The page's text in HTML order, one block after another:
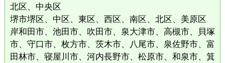
北区、中央区
堺市堺区、中区、東区、西区、南区、北区、美原区
岸和田市、池田市、吹田市、泉大津市、高槻市、貝塚
市、守口市、枚方市、茨木市、八尾市、泉佐野市、富
田林市、寝屋川市、河内長野市、松原市、和泉市、箕